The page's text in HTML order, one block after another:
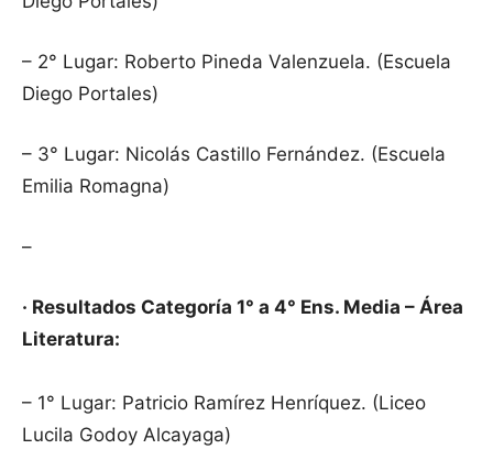
– 2° Lugar: Roberto Pineda Valenzuela. (Escuela
Diego Portales)
– 3° Lugar: Nicolás Castillo Fernández. (Escuela
Emilia Romagna)
–
· Resultados Categoría 1° a 4° Ens. Media – Área
Literatura:
– 1° Lugar: Patricio Ramírez Henríquez. (Liceo
Lucila Godoy Alcayaga)